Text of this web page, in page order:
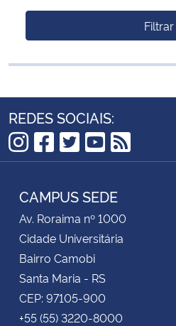
Filtrar
REDES SOCIAIS:
Instagram
Facebook
Twitter
YouTube
RSS
CAMPUS SEDE
Av. Roraima nº 1000
Cidade Universitária
Bairro Camobi
Santa Maria - RS
CEP: 97105-900
+55 (55) 3220-8000